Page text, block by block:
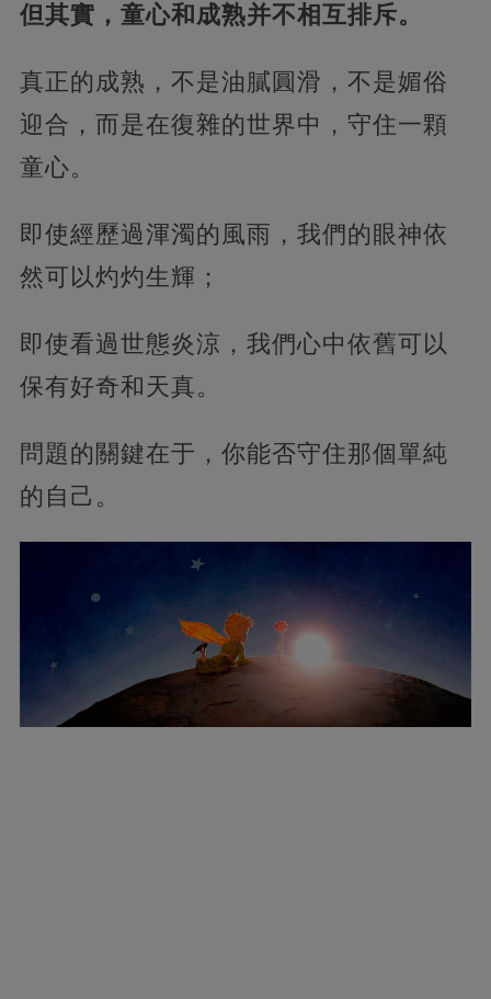
但其實，童心和成熟并不相互排斥。
真正的成熟，不是油膩圓滑，不是媚俗
迎合，而是在復雜的世界中，守住一顆
童心。
即使經歷過渾濁的風雨，我們的眼神依
然可以灼灼生輝；
即使看過世態炎涼，我們心中依舊可以
保有好奇和天真。
問題的關鍵在于，你能否守住那個單純
的自己。